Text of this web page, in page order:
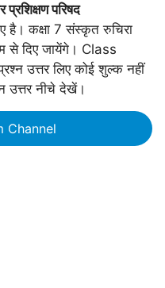
परिषद
है। कक्षा 7 संस्कृत रुचिरा
से दिए जायेंगे। Class
उत्तर लिए कोई शुल्क नहीं
उत्तर नीचे देखें।
Channel